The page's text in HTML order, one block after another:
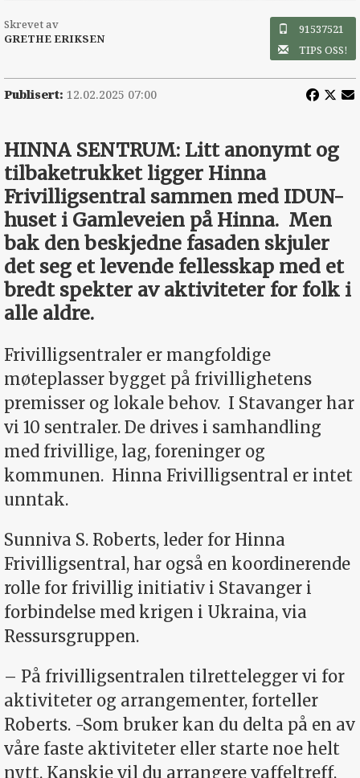
Skrevet av
GRETHE ERIKSEN
91537521
TIPS OSS!
Publisert: 12.02.2025 07:00
HINNA SENTRUM: Litt anonymt og
tilbaketrukket ligger Hinna
Frivilligsentral sammen med IDUN-
huset i Gamleveien på Hinna. Men
bak den beskjedne fasaden skjuler
det seg et levende fellesskap med et
bredt spekter av aktiviteter for folk i
alle aldre.
Frivilligsentraler er mangfoldige
møteplasser bygget på frivillighetens
premisser og lokale behov. I Stavanger har
vi 10 sentraler. De drives i samhandling
med frivillige, lag, foreninger og
kommunen. Hinna Frivilligsentral er intet
unntak.
Sunniva S. Roberts, leder for Hinna
Frivilligsentral, har også en koordinerende
rolle for frivillig initiativ i Stavanger i
forbindelse med krigen i Ukraina, via
Ressursgruppen.
– På frivilligsentralen tilrettelegger vi for
aktiviteter og arrangementer, forteller
Roberts. -Som bruker kan du delta på en av
våre faste aktiviteter eller starte noe helt
nytt. Kanskje vil du arrangere vaffeltreff,